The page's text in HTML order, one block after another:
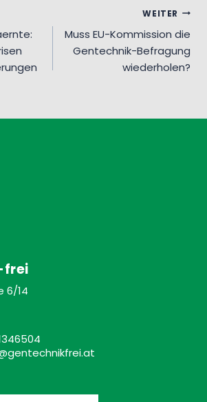
WEITER
Muss EU-Kommission die
Gentechnik-Befragung
wiederholen?
frei
6/14